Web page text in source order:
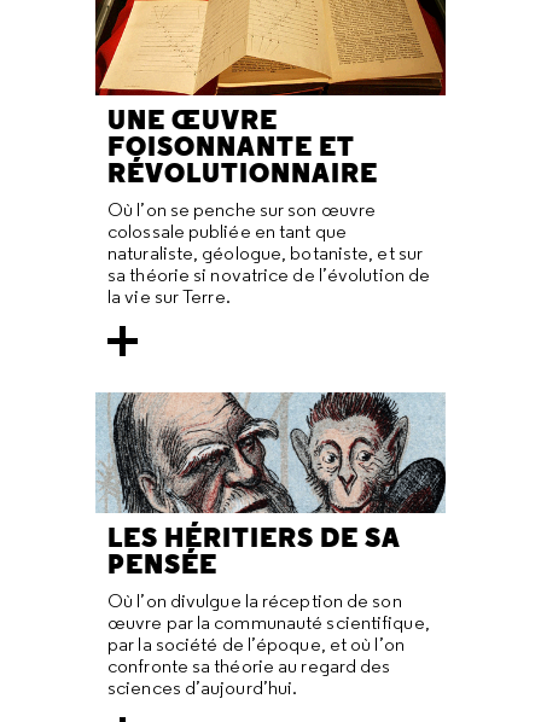
UNE ŒUVRE
FOISONNANTE ET
RÉVOLUTIONNAIRE
Où l’on se penche sur son œuvre
colossale publiée en tant que
naturaliste, géologue, botaniste, et sur
sa théorie si novatrice de l’évolution de
la vie sur Terre.
LES HÉRITIERS DE SA
PENSÉE
Où l’on divulgue la réception de son
œuvre par la communauté scientifique,
par la société de l’époque, et où l’on
confronte sa théorie au regard des
sciences d’aujourd’hui.